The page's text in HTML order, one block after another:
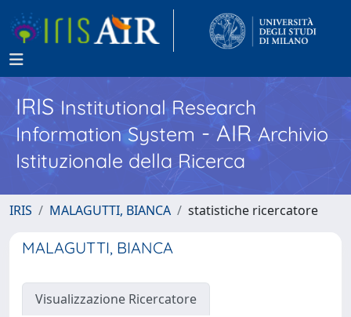
IRISInstitutional Research
Information System - AIR Archivio
Istituzionale della Ricerca
IRIS MALAGUTTI, BIANCA statistiche ricercatore
MALAGUTTI, BIANCA
Visualizzazione Ricercatore